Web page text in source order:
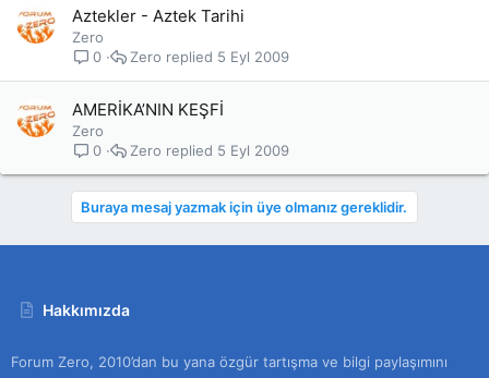
Aztekler - Aztek Tarihi
Zero
0
5 Eyl 2009
Zero
AMERİKA’NIN KEŞFİ
Zero
0
5 Eyl 2009
Zero
Buraya mesaj yazmak için üye olmanız gereklidir.
Hakkımızda
Forum Zero, 2010’dan bu yana özgür tartışma ve bilgi paylaşımını